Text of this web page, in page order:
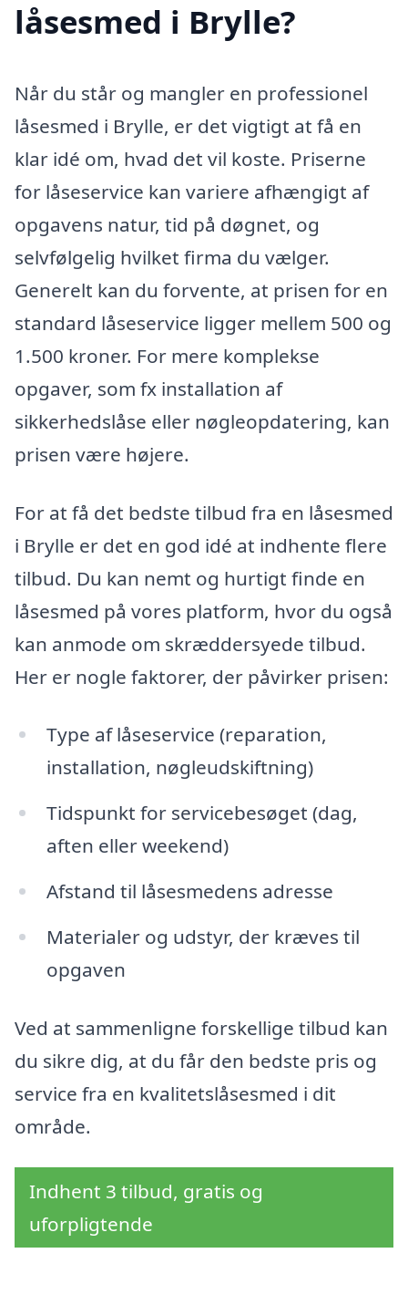
låsesmed i Brylle?
Når du står og mangler en professionel
låsesmed i Brylle, er det vigtigt at få en
klar idé om, hvad det vil koste. Priserne
for låseservice kan variere afhængigt af
opgavens natur, tid på døgnet, og
selvfølgelig hvilket firma du vælger.
Generelt kan du forvente, at prisen for en
standard låseservice ligger mellem 500 og
1.500 kroner. For mere komplekse
opgaver, som fx installation af
sikkerhedslåse eller nøgleopdatering, kan
prisen være højere.
For at få det bedste tilbud fra en låsesmed
i Brylle er det en god idé at indhente flere
tilbud. Du kan nemt og hurtigt finde en
låsesmed på vores platform, hvor du også
kan anmode om skræddersyede tilbud.
Her er nogle faktorer, der påvirker prisen:
Type af låseservice (reparation,
installation, nøgleudskiftning)
Tidspunkt for servicebesøget (dag,
aften eller weekend)
Afstand til låsesmedens adresse
Materialer og udstyr, der kræves til
opgaven
Ved at sammenligne forskellige tilbud kan
du sikre dig, at du får den bedste pris og
service fra en kvalitetslåsesmed i dit
område.
Indhent 3 tilbud, gratis og
uforpligtende